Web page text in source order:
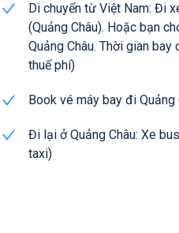
Di chuyển từ Việt Nam: Đi
(Quảng Châu). Hoặc bạn
Quảng Châu. Thời gian
thuế phí)
Book vé máy bay đi Quảng
Đi lại ở Quảng Châu: Xe
taxi)